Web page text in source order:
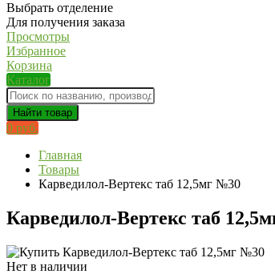
Выбрать отделение
Для получения заказа
Просмотры
Избранное
Корзина
Каталог
Найти товар
0 руб.
Главная
Товары
Карведилол-Вертекс таб 12,5мг №30
Карведилол-Вертекс таб
Нет в наличии